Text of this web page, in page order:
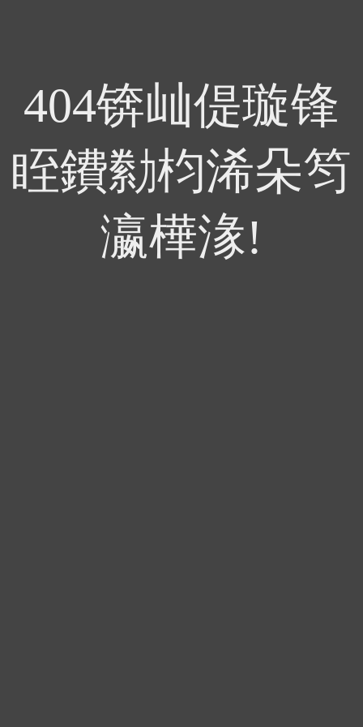
404锛屾偍璇锋
眰鐨勬枃浠朵笉
瀛樺湪!